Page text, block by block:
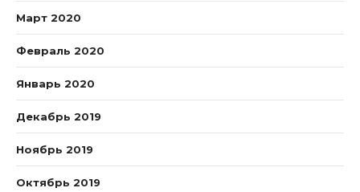
Март 2020
Февраль 2020
Январь 2020
Декабрь 2019
Ноябрь 2019
Октябрь 2019